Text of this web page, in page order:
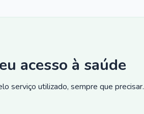
acesso à saúde
serviço utilizado, sempre que precisar.